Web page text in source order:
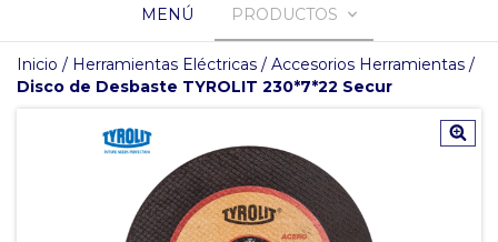
MENÚ PRODUCTOS
Inicio / Herramientas Eléctricas / Accesorios Herramientas /
Disco de Desbaste TYROLIT 230*7*22 Secur